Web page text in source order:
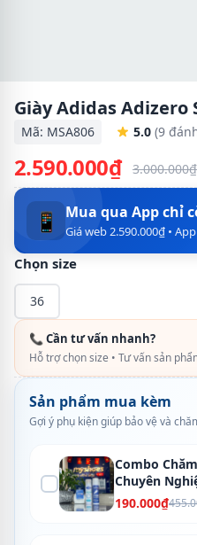
Giày Adidas Adizero
Mã: MSA806 5.0 (9
2.590.000₫ 3.000.000₫
📱 Mua qua App chỉ
Giá web 2.590.000₫ •
Chọn size
36
📞 Cần tư vấn nhanh?
Hỗ trợ chọn size • Tư vấn sản
Sản phẩm mua kèm
Gợi ý phụ kiện giúp bảo vệ và
Combo
Chuyên
190.000₫